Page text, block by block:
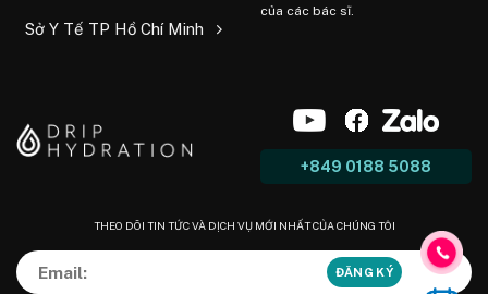
Sở Y Tế TP Hồ Chí Minh
của các bác sĩ.
+849 0188 5088
THEO DÕI TIN TỨC VÀ DỊCH VỤ MỚI NHẤT CỦA CHÚNG TÔI